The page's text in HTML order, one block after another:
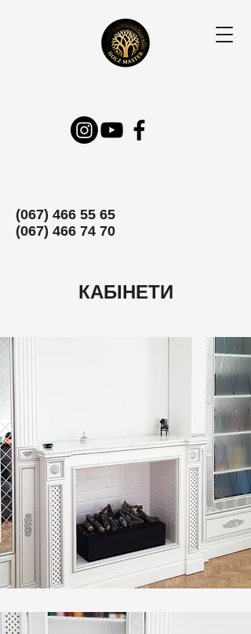
(067) 466 55 65
(067) 466 74 70
КАБІНЕТИ